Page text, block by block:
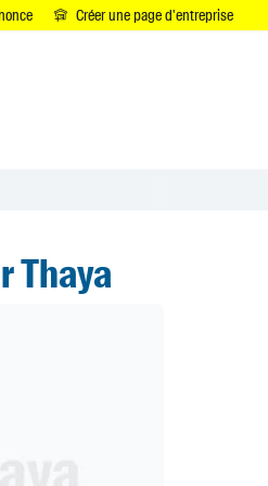
Créer une page d'entreprise
Thaya